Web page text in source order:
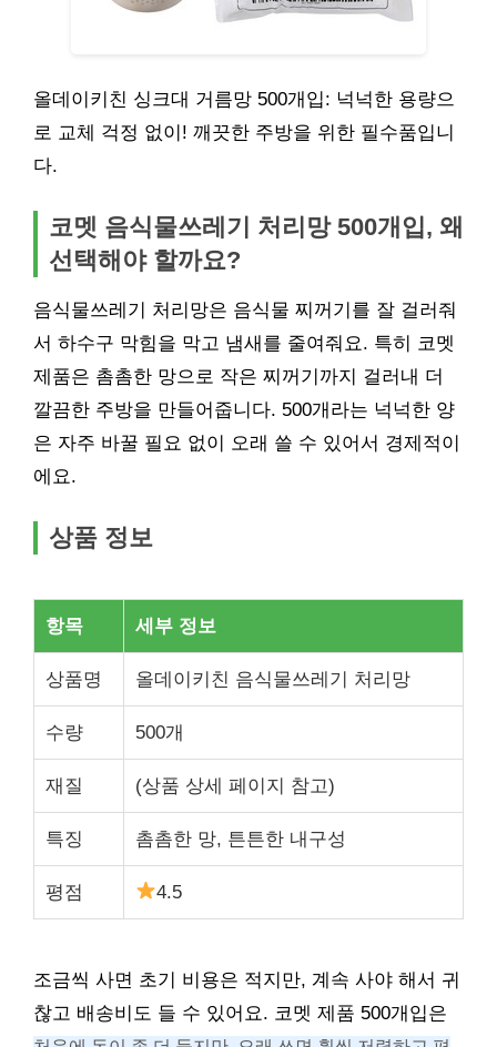
올데이키친 싱크대 거름망 500개입: 넉넉한 용량으
로 교체 걱정 없이! 깨끗한 주방을 위한 필수품입니
다.
코멧 음식물쓰레기 처리망 500개입, 왜
선택해야 할까요?
음식물쓰레기 처리망은 음식물 찌꺼기를 잘 걸러줘
서 하수구 막힘을 막고 냄새를 줄여줘요. 특히 코멧
제품은 촘촘한 망으로 작은 찌꺼기까지 걸러내 더
깔끔한 주방을 만들어줍니다. 500개라는 넉넉한 양
은 자주 바꿀 필요 없이 오래 쓸 수 있어서 경제적이
에요.
상품 정보
항목 세부 정보
상품명 올데이키친 음식물쓰레기 처리망
수량 500개
재질 (상품 상세 페이지 참고)
특징 촘촘한 망, 튼튼한 내구성
평점 4.5
조금씩 사면 초기 비용은 적지만, 계속 사야 해서 귀
찮고 배송비도 들 수 있어요. 코멧 제품 500개입은